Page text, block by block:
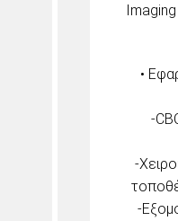
•
-
-
-